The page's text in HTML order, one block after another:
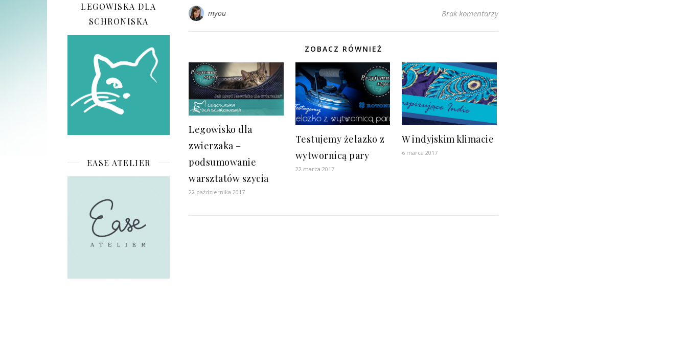
LEGOWISKA DLA
SCHRONISKA
EASE ATELIER
myou Brak komentarzy
ZOBACZ RÓWNIEŻ
Legowisko dla
zwierzaka –
podsumowanie
warsztatów szycia
22 października 2017
Testujemy żelazko z
wytwornicą pary
22 marca 2017
W indyjskim klimacie
6 marca 2017